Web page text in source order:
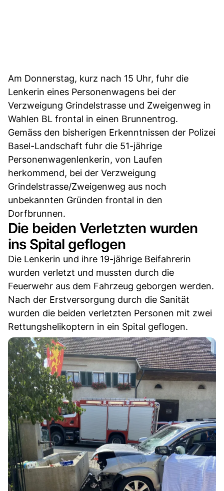
Am Donnerstag, kurz nach 15 Uhr, fuhr die
Lenkerin eines Personenwagens bei der
Verzweigung Grindelstrasse und Zweigenweg in
Wahlen BL frontal in einen Brunnentrog.
Gemäss den bisherigen Erkenntnissen der Polizei
Basel-Landschaft fuhr die 51-jährige
Personenwagenlenkerin, von Laufen
herkommend, bei der Verzweigung
Grindelstrasse/Zweigenweg aus noch
unbekannten Gründen frontal in den
Dorfbrunnen.
Die beiden Verletzten wurden
ins Spital geflogen
Die Lenkerin und ihre 19-jährige Beifahrerin
wurden verletzt und mussten durch die
Feuerwehr aus dem Fahrzeug geborgen werden.
Nach der Erstversorgung durch die Sanität
wurden die beiden verletzten Personen mit zwei
Rettungshelikoptern in ein Spital geflogen.